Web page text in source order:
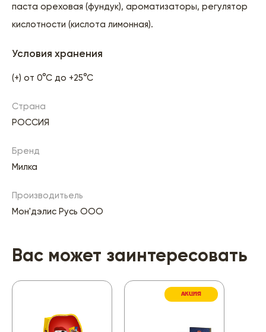
паста ореховая (фундук), ароматизаторы, регулятор
кислотности (кислота лимонная).
Условия хранения
(+) от 0°С до +25°С
Страна
РОССИЯ
Бренд
Милка
Производитьель
Мон'дэлис Русь ООО
Вас может заинтересовать
АКЦИЯ